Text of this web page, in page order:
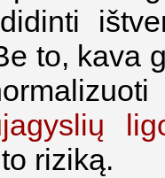
to, kava
riziką.